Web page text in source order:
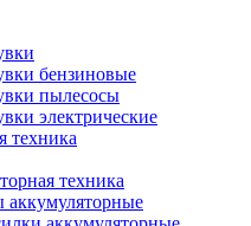
бензиновые
пылесосы
электрические
техника
техника